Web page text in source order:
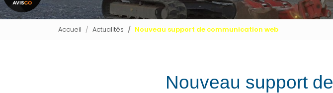
Voir le certificat
Accueil Actualités Nouveau support de communication web
Nouveau support